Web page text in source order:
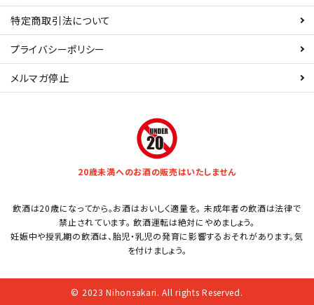
特定商取引法について
プライバシーポリシー
メルマガ停止
20歳未満へのお酒の販売はいたしません
飲酒は20歳になってから。お酒はおいしく適量を。 未成年者の飲酒は法律で
禁止されています。 飲酒運転は絶対にやめましょう。
妊娠中や授乳期の飲酒は、胎児・乳児の発育に影響するおそれがあります。気
を付けましょう。
© 2023 Nihonsakari. All rights Reserved.